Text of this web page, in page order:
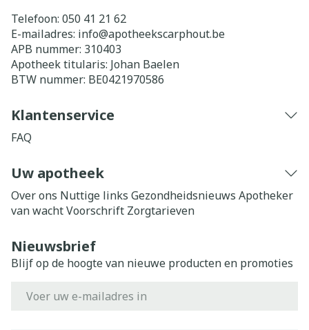
Telefoon: 050 41 21 62
E-mailadres: info@apotheekscarphout.be
APB nummer: 310403
Apotheek titularis: Johan Baelen
BTW nummer: BE0421970586
Klantenservice
FAQ
Uw apotheek
Over ons Nuttige links Gezondheidsnieuws Apotheker
van wachtVoorschrift Zorgtarieven
Nieuwsbrief
Blijf op de hoogte van nieuwe producten en promoties